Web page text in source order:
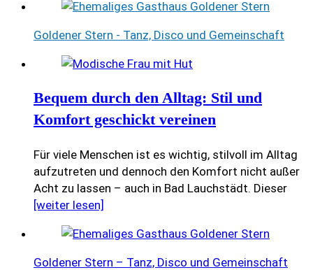
Goldener Stern - Tanz, Disco und Gemeinschaft
Bequem durch den Alltag: Stil und
Komfort geschickt vereinen
Für viele Menschen ist es wichtig, stilvoll im Alltag
aufzutreten und dennoch den Komfort nicht außer
Acht zu lassen – auch in Bad Lauchstädt. Dieser
[weiter lesen]
Goldener Stern – Tanz, Disco und Gemeinschaft